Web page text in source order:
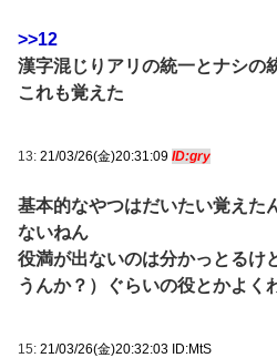
>>12
漢字混じりアリの統一とナシの
これも覚えた
13: 21/03/26(金)20:31:09 ID:gry
基本的なやつはだいたい覚えた
ないねん
役満が出ないのは分かっとるけ
うんか？）ぐらいの役とかよく
15: 21/03/26(金)20:32:03 ID:MtS